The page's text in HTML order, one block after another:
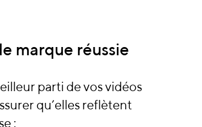
marque réussie
parti de vos vidéos
qu’elles reflètent
: